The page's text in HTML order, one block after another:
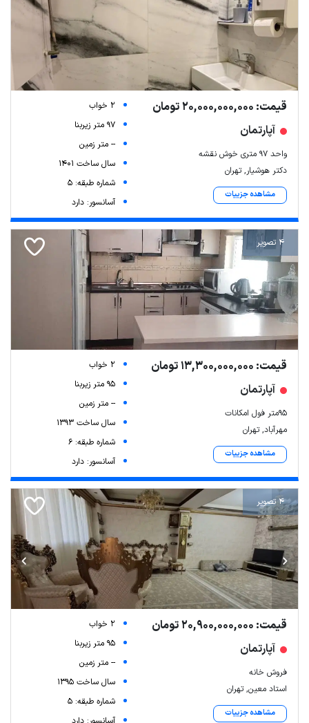
قیمت: 20,000,000,000 تومان
آپارتمان
واحد ۹۷ متری خوش نقشه
دکتر هوشیار, تهران
مشاهده جزییات
2 خواب
97 متر زیربنا
-- متر زمین
سال ساخت 1401
شماره طبقه: 5
آسانسور: دارد
4 تصویر
قیمت: 13,300,000,000 تومان
آپارتمان
۹۵متر فول امکانات
مهرآباد, تهران
مشاهده جزییات
2 خواب
95 متر زیربنا
-- متر زمین
سال ساخت 1393
شماره طبقه: 6
آسانسور: دارد
4 تصویر
قیمت: 20,900,000,000 تومان
آپارتمان
فروش خانه
استاد معین, تهران
مشاهده جزییات
2 خواب
95 متر زیربنا
-- متر زمین
سال ساخت 1395
شماره طبقه: 5